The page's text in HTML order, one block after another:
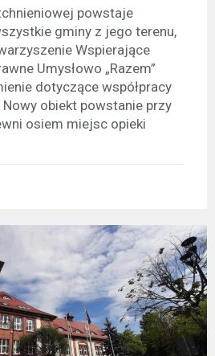
powstaje
gminy z jego terenu,
Wspierające
Umysłowo „Razem”
dotyczące współpracy
obiekt powstanie przy
osiem miejsc opieki